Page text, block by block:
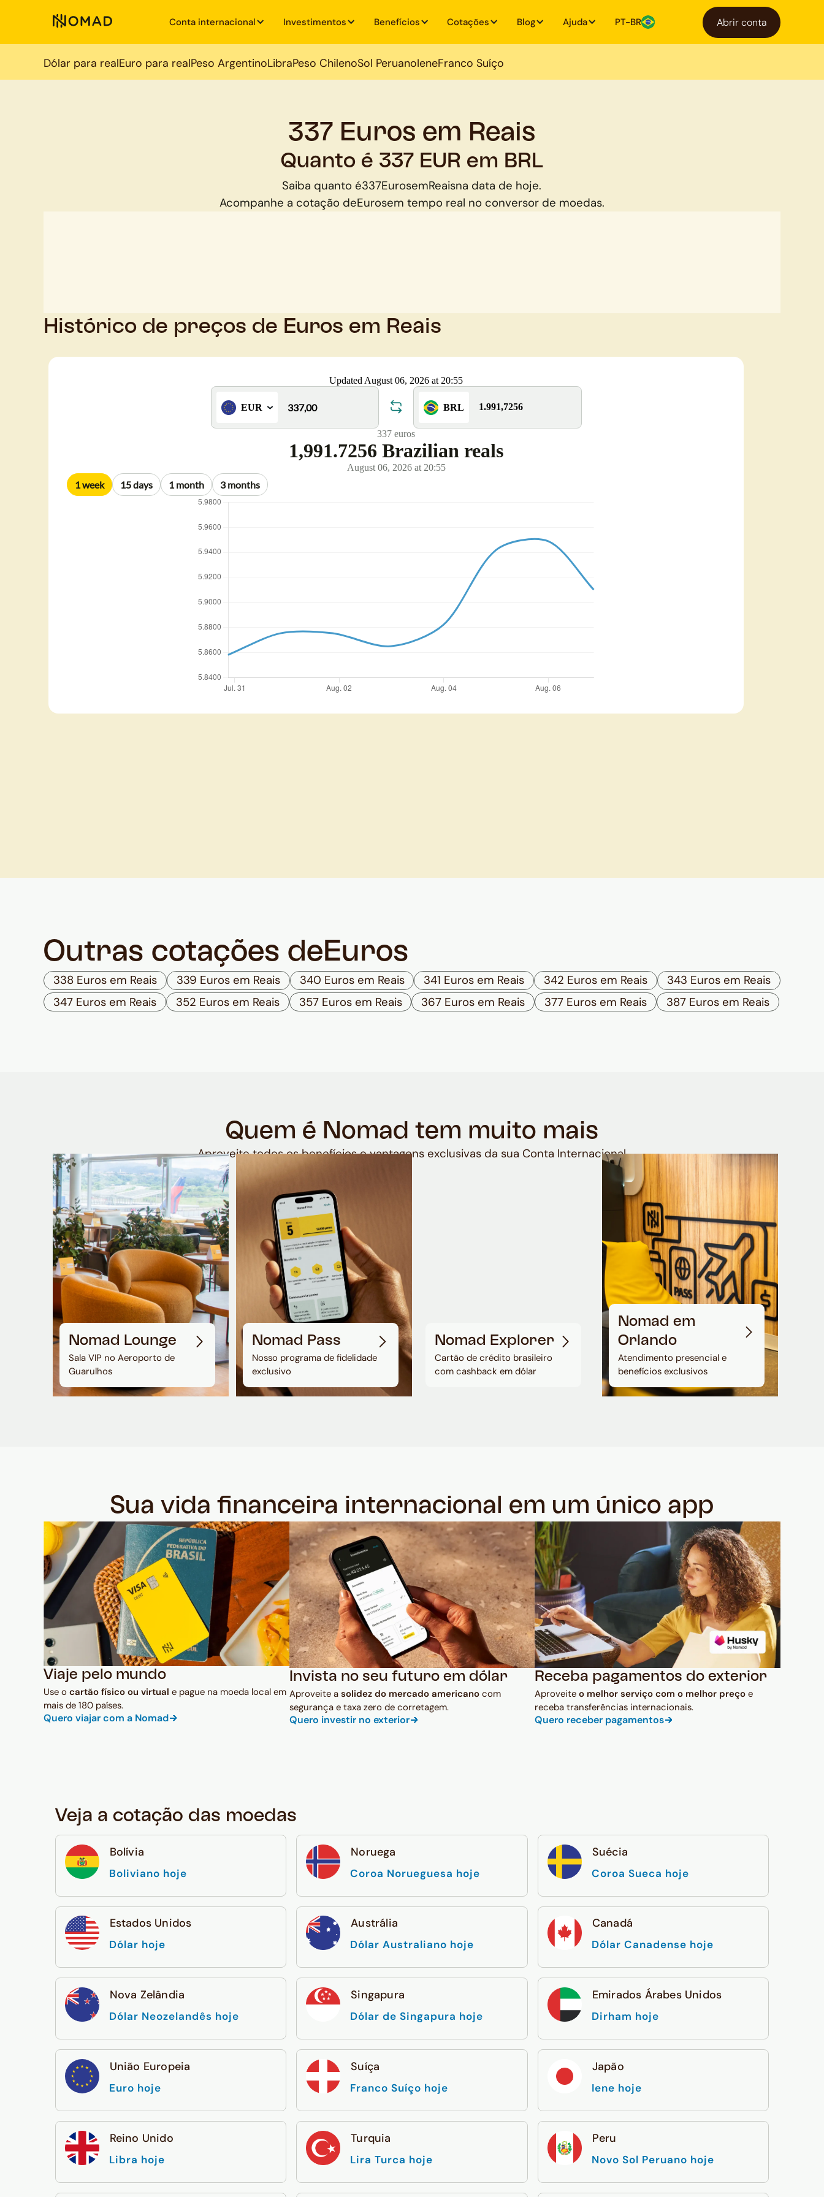
Conta internacional Investimentos Benefícios Cotações Blog Ajuda PT-BR Abrir conta
Dólar para realEuro para realPeso ArgentinoLibraPeso ChilenoSol PeruanoIeneFranco Suíço
337 Euros em Reais
Quanto é 337 EUR em BRL
Saiba quanto é337EurosemReaisna data de hoje.
Acompanhe a cotação deEurosem tempo real no conversor de moedas.
Histórico de preços de Euros em Reais
Outras cotações de Euros
338 Euros em Reais 339 Euros em Reais 340 Euros em Reais 341 Euros em Reais 342 Euros em Reais
343 Euros em Reais
347 Euros em Reais
352 Euros em Reais 357 Euros em Reais 367 Euros em Reais 377 Euros em Reais 387 Euros em Reais
Quem é Nomad tem muito mais
Aproveite todos os benefícios e vantagens exclusivas da sua Conta Internacional
Nomad Lounge
Sala VIP no Aeroporto de
Guarulhos
Nomad Pass
Nosso programa de fidelidade
exclusivo
Nomad Explorer
Cartão de crédito brasileiro
com cashback em dólar
Nomad em
Orlando
Atendimento presencial e
benefícios exclusivos
Sua vida financeira internacional em um único app
Viaje pelo mundo
Use o cartão físico ou virtual e pague na moeda local em
mais de 180 países.
Quero viajar com a Nomad
Invista no seu futuro em dólar
Aproveite a solidez do mercado americanocom
segurança e taxa zero de corretagem.
Quero investir no exterior
Receba pagamentos do exterior
Aproveiteo melhor serviço com o melhor preço e
receba transferências internacionais.
Quero receber pagamentos
Veja a cotação das moedas
Bolívia
Boliviano hoje
Noruega
Coroa Norueguesa hoje
Suécia
Coroa Sueca hoje
Estados Unidos
Dólar hoje
Austrália
Dólar Australiano hoje
Canadá
Dólar Canadense hoje
Nova Zelândia
Dólar Neozelandês hoje
Singapura
Dólar de Singapura hoje
Emirados Árabes Unidos
Dirham hoje
União Europeia
Euro hoje
Suíça
Franco Suíço hoje
Japão
Iene hoje
Reino Unido
Libra hoje
Turquia
Lira Turca hoje
Peru
Novo Sol Peruano hoje